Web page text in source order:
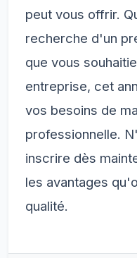
peut vous offrir.
recherche d'un
que vous
entreprise, cet
vos besoins de
professionnelle.
inscrire dès
les avantages
qualité.